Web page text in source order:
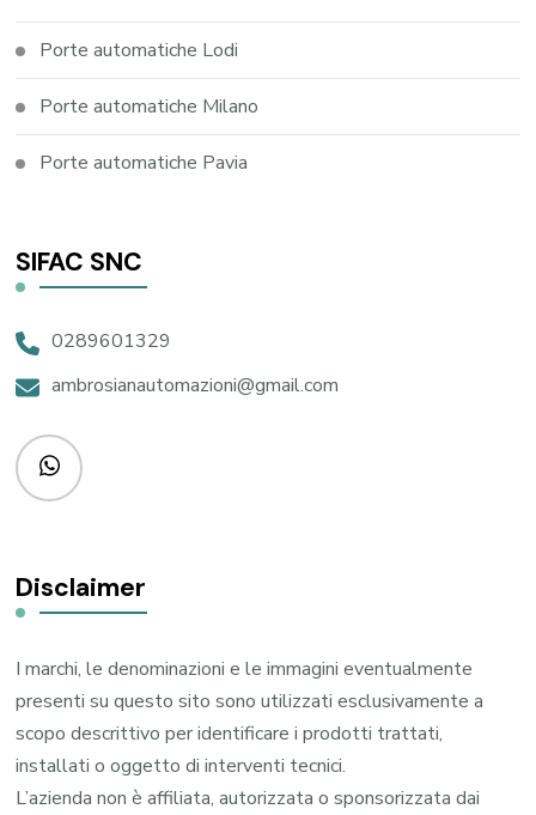
Porte automatiche Lodi
Porte automatiche Milano
Porte automatiche Pavia
SIFAC SNC
0289601329
ambrosianautomazioni@gmail.com
Disclaimer
I marchi, le denominazioni e le immagini eventualmente
presenti su questo sito sono utilizzati esclusivamente a
scopo descrittivo per identificare i prodotti trattati,
installati o oggetto di interventi tecnici.
L’azienda non è affiliata, autorizzata o sponsorizzata dai